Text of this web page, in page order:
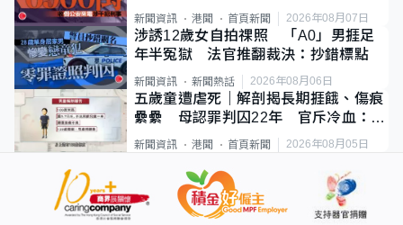
新聞資訊 港聞 首頁新聞 2026年08月07日
涉誘12歲女自拍祼照 「A0」男捱足
年半冤獄 法官推翻裁決：抄錯標點
新聞資訊 新聞熱話 2026年08月06日
五歲童遭虐死｜解剖揭長期捱餓、傷痕
纍纍 母認罪判囚22年 官斥冷血：同
類案最惡劣
新聞資訊 港聞 首頁新聞 2026年08月05日